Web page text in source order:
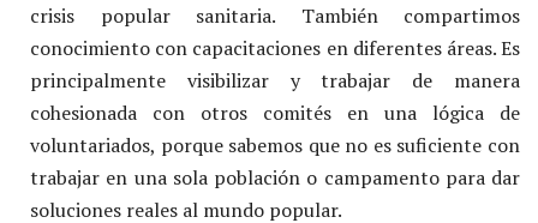
crisis popular sanitaria. También compartimos
conocimiento con capacitaciones en diferentes áreas. Es
principalmente visibilizar y trabajar de manera
cohesionada con otros comités en una lógica de
voluntariados, porque sabemos que no es suficiente con
trabajar en una sola población o campamento para dar
soluciones reales al mundo popular.